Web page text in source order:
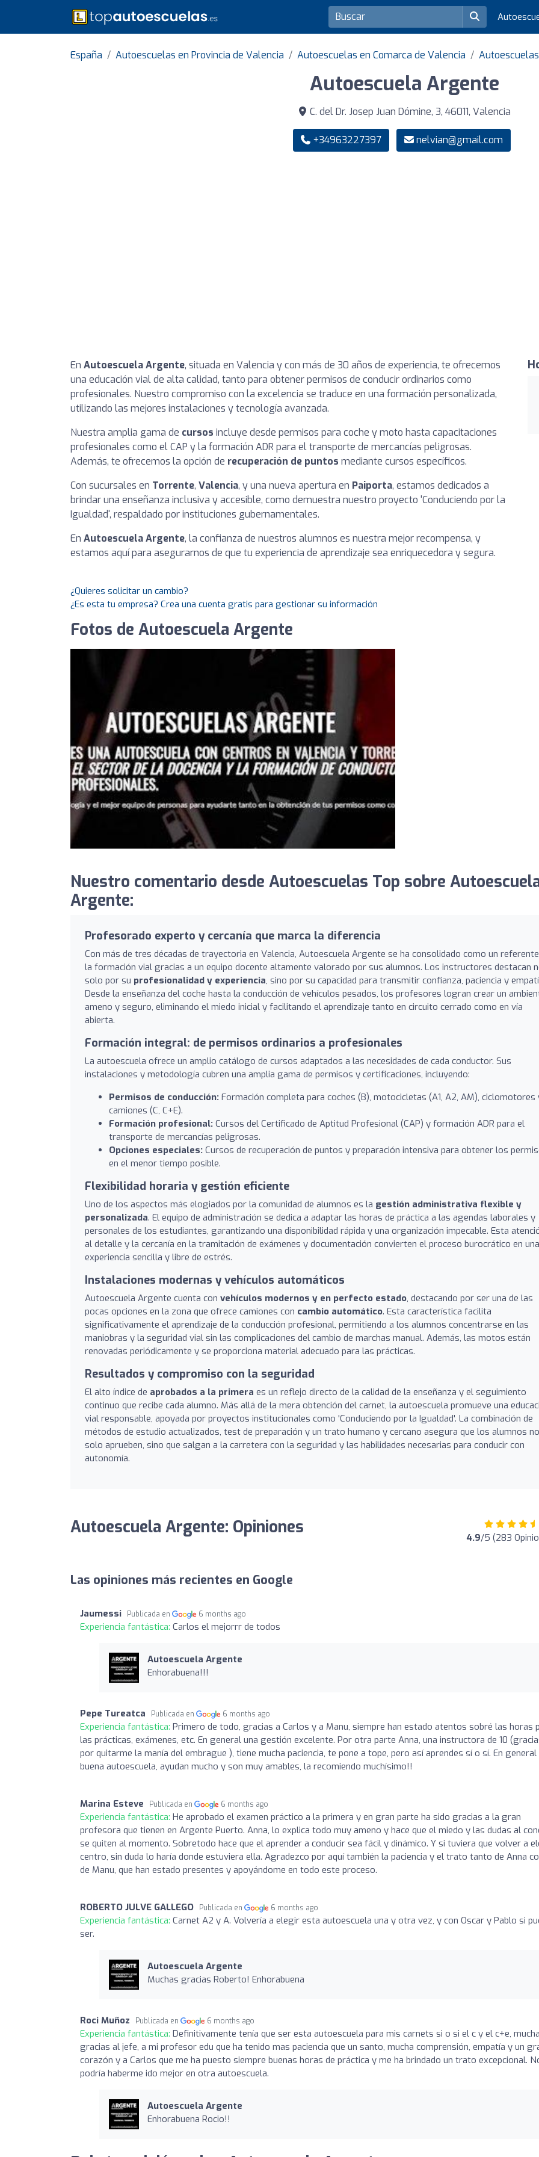
España Autoescuelas en Provincia de Valencia Autoescuelas en Comarca de Valencia
Autoescuela Argente
C. del Dr. Josep Juan Dómine, 3, 46011, Valencia
+34963227397 nelvian@gmail.com
En Autoescuela Argente, situada en Valencia y con más de 30 años de experiencia, te ofrecemos
una educación vial de alta calidad, tanto para obtener permisos de conducir ordinarios como
profesionales. Nuestro compromiso con la excelencia se traduce en una formación personalizada,
utilizando las mejores instalaciones y tecnología avanzada.
Nuestra amplia gama de cursos incluye desde permisos para coche y moto hasta capacitaciones
profesionales como el CAP y la formación ADR para el transporte de mercancías peligrosas.
Además, te ofrecemos la opción de recuperación de puntos mediante cursos específicos.
Con sucursales en Torrente, Valencia, y una nueva apertura en Paiporta, estamos dedicados a
brindar una enseñanza inclusiva y accesible, como demuestra nuestro proyecto 'Conduciendo por la
Igualdad', respaldado por instituciones gubernamentales.
En Autoescuela Argente, la confianza de nuestros alumnos es nuestra mejor recompensa, y
estamos aquí para asegurarnos de que tu experiencia de aprendizaje sea enriquecedora y segura.
¿Quieres solicitar un cambio?
¿Es esta tu empresa? Crea una cuenta gratis para gestionar su información
Fotos de Autoescuela Argente
Nuestro comentario desde Autoescuelas Top sobre
Argente:
Profesorado experto y cercanía que marca la diferencia
Con más de tres décadas de trayectoria en Valencia, Autoescuela Argente se ha consolidado como un
la formación vial gracias a un equipo docente altamente valorado por sus alumnos. Los instructores destacan
solo por su profesionalidad y experiencia, sino por su capacidad para transmitir confianza, paciencia y
Desde la enseñanza del coche hasta la conducción de vehículos pesados, los profesores logran crear un
ameno y seguro, eliminando el miedo inicial y facilitando el aprendizaje tanto en circuito cerrado como en vía
abierta.
Formación integral: de permisos ordinarios a profesionales
La autoescuela ofrece un amplio catálogo de cursos adaptados a las necesidades de cada conductor. Sus
instalaciones y metodología cubren una amplia gama de permisos y certificaciones, incluyendo:
Permisos de conducción: Formación completa para coches (B), motocicletas (A1, A2, AM), ciclomotores
camiones (C, C+E).
Formación profesional: Cursos del Certificado de Aptitud Profesional (CAP) y formación ADR para el
transporte de mercancías peligrosas.
Opciones especiales: Cursos de recuperación de puntos y preparación intensiva para obtener los
en el menor tiempo posible.
Flexibilidad horaria y gestión eficiente
Uno de los aspectos más elogiados por la comunidad de alumnos es la gestión administrativa flexible y
personalizada. El equipo de administración se dedica a adaptar las horas de práctica a las agendas laborales y
personales de los estudiantes, garantizando una disponibilidad rápida y una organización impecable. Esta
al detalle y la cercanía en la tramitación de exámenes y documentación convierten el proceso burocrático en una
experiencia sencilla y libre de estrés.
Instalaciones modernas y vehículos automáticos
Autoescuela Argente cuenta con vehículos modernos y en perfecto estado, destacando por ser una de las
pocas opciones en la zona que ofrece camiones con cambio automático. Esta característica facilita
significativamente el aprendizaje de la conducción profesional, permitiendo a los alumnos concentrarse en las
maniobras y la seguridad vial sin las complicaciones del cambio de marchas manual. Además, las motos están
renovadas periódicamente y se proporciona material adecuado para las prácticas.
Resultados y compromiso con la seguridad
El alto índice de aprobados a la primera es un reflejo directo de la calidad de la enseñanza y el seguimiento
continuo que recibe cada alumno. Más allá de la mera obtención del carnet, la autoescuela promueve una
vial responsable, apoyada por proyectos institucionales como 'Conduciendo por la Igualdad'. La combinación de
métodos de estudio actualizados, test de preparación y un trato humano y cercano asegura que los alumnos no
solo aprueben, sino que salgan a la carretera con la seguridad y las habilidades necesarias para conducir con
autonomía.
Autoescuela Argente: Opiniones 4.9/5 (283
Las opiniones más recientes en Google
Jaumessi Publicada en 6 months ago
Experiencia fantástica: Carlos el mejorrr de todos
Autoescuela Argente
Enhorabuena!!!
Pepe Tureatca Publicada en 6 months ago
Experiencia fantástica: Primero de todo, gracias a Carlos y a Manu, siempre han estado atentos sobré las horas
las prácticas, exámenes, etc. En general una gestión excelente. Por otra parte Anna, una instructora de 10
por quitarme la manía del embrague ), tiene mucha paciencia, te pone a tope, pero así aprendes sí o sí. En general
buena autoescuela, ayudan mucho y son muy amables, la recomiendo muchísimo!!
Marina Esteve Publicada en 6 months ago
Experiencia fantástica: He aprobado el examen práctico a la primera y en gran parte ha sido gracias a la gran
profesora que tienen en Argente Puerto. Anna, lo explica todo muy ameno y hace que el miedo y las dudas al
se quiten al momento. Sobretodo hace que el aprender a conducir sea fácil y dinámico. Y si tuviera que volver a
centro, sin duda lo haría donde estuviera ella. Agradezco por aquí también la paciencia y el trato tanto de Anna
de Manu, que han estado presentes y apoyándome en todo este proceso.
ROBERTO JULVE GALLEGO Publicada en 6 months ago
Experiencia fantástica: Carnet A2 y A. Volvería a elegir esta autoescuela una y otra vez, y con Oscar y Pablo si
ser.
Autoescuela Argente
Muchas gracias Roberto! Enhorabuena
Roci Muñoz Publicada en 6 months ago
Experiencia fantástica: Definitivamente tenía que ser esta autoescuela para mis carnets si o si el c y el c+e,
gracias al jefe, a mi profesor edu que ha tenido mas paciencia que un santo, mucha comprensión, empatía y un
corazón y a Carlos que me ha puesto siempre buenas horas de práctica y me ha brindado un trato excepcional.
podría haberme ido mejor en otra autoescuela.
Autoescuela Argente
Enhorabuena Rocio!!